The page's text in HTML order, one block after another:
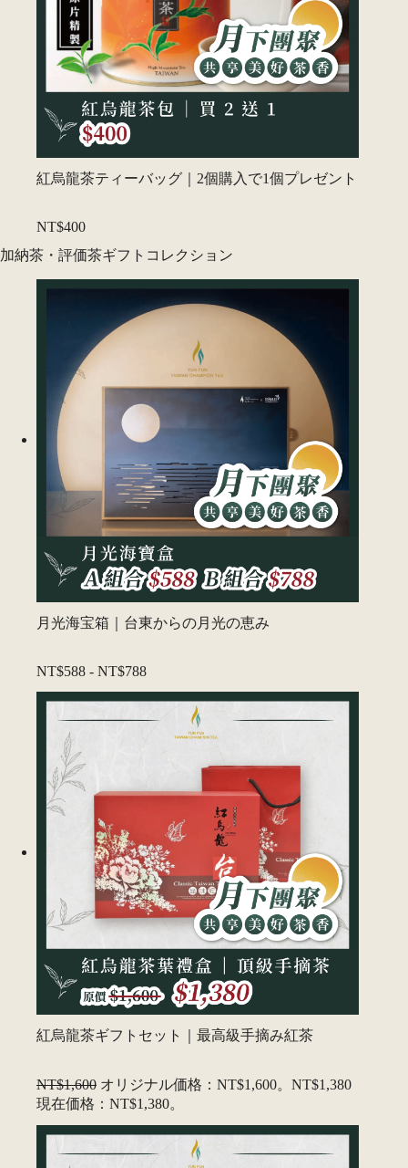
紅烏龍茶ティーバッグ｜2個購入で1個プレゼント
NT$400
加納茶・評価茶ギフトコレクション
月光海宝箱｜台東からの月光の恵み
NT$588 - NT$788
紅烏龍茶ギフトセット｜最高級手摘み紅茶
NT$1,600 オリジナル価格：NT$1,600。 NT$1,380
現在価格：NT$1,380。